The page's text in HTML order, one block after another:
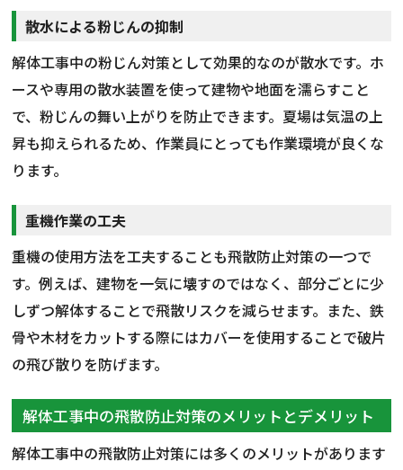
散水による粉じんの抑制
解体工事中の粉じん対策として効果的なのが散水です。ホ
ースや専用の散水装置を使って建物や地面を濡らすこと
で、粉じんの舞い上がりを防止できます。夏場は気温の上
昇も抑えられるため、作業員にとっても作業環境が良くな
ります。
重機作業の工夫
重機の使用方法を工夫することも飛散防止対策の一つで
す。例えば、建物を一気に壊すのではなく、部分ごとに少
しずつ解体することで飛散リスクを減らせます。また、鉄
骨や木材をカットする際にはカバーを使用することで破片
の飛び散りを防げます。
解体工事中の飛散防止対策のメリットとデメリット
解体工事中の飛散防止対策には多くのメリットがあります